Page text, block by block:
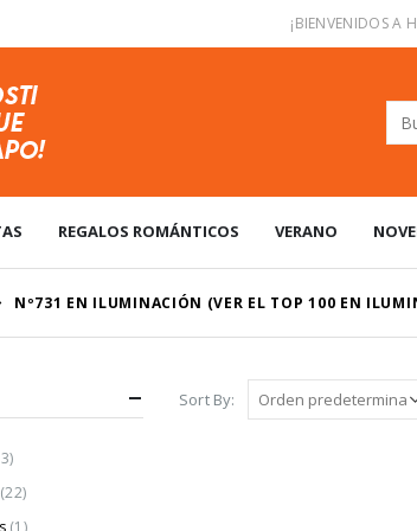
¡BIENVENIDOS A
REGALOS ROMÁNTICOS VERANO
Nº731 EN ILUMINACIÓN (VER EL TOP 100 EN
Sort By:
(22)
(1)